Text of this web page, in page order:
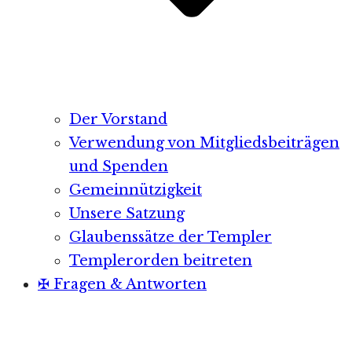
Der Vorstand
Verwendung von Mitgliedsbeiträgen
und Spenden
Gemeinnützigkeit
Unsere Satzung
Glaubenssätze der Templer
Templerorden beitreten
✠ Fragen & Antworten